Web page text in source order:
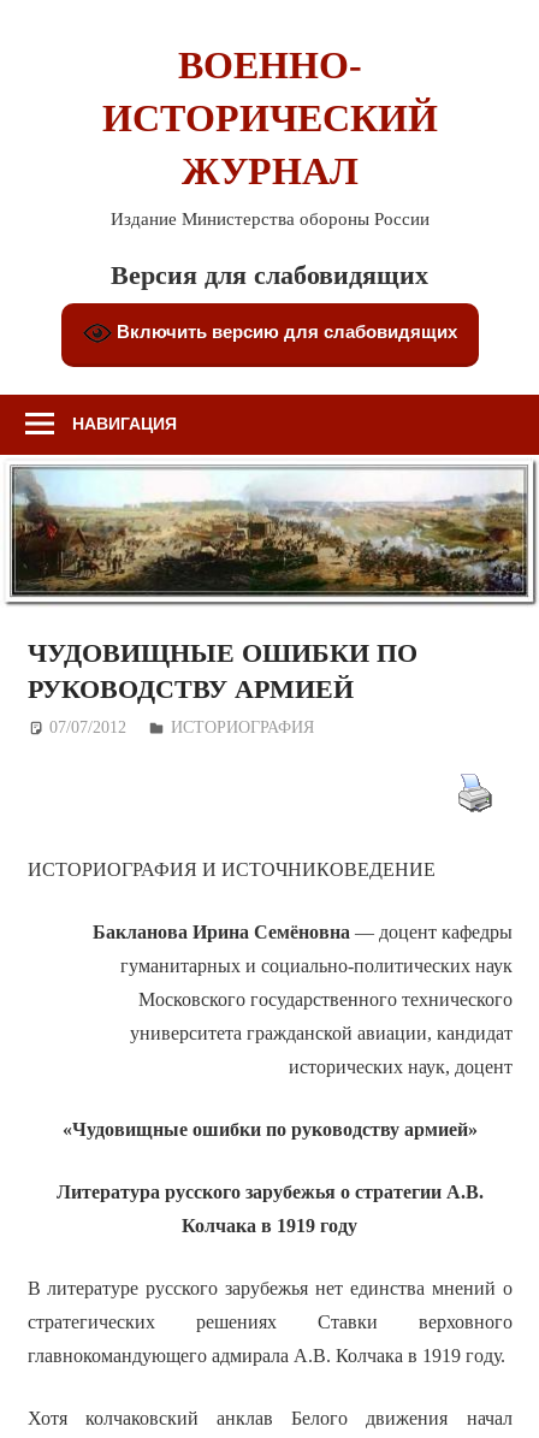
ВОЕННО-
ИСТОРИЧЕСКИЙ
ЖУРНАЛ
Издание Министерства обороны России
Версия для слабовидящих
Включить версию для слабовидящих
НАВИГАЦИЯ
ЧУДОВИЩНЫЕ ОШИБКИ ПО
РУКОВОДСТВУ АРМИЕЙ
07/07/2012 Дежурный по Редакции
ИСТОРИОГРАФИЯ
ИСТОРИОГРАФИЯ И ИСТОЧНИКОВЕДЕНИЕ
Бакланова Ирина Семёновна — доцент кафедры
гуманитарных и социально-политических наук
Московского государственного технического
университета гражданской авиации, кандидат
исторических наук, доцент
«Чудовищные ошибки по руководству армией»
Литература русского зарубежья о стратегии А.В.
Колчака в 1919 году
В литературе русского зарубежья нет единства мнений о
стратегических решениях Ставки верховного
главнокомандующего адмирала А.В. Колчака в 1919 году.
Хотя колчаковский анклав Белого движения начал